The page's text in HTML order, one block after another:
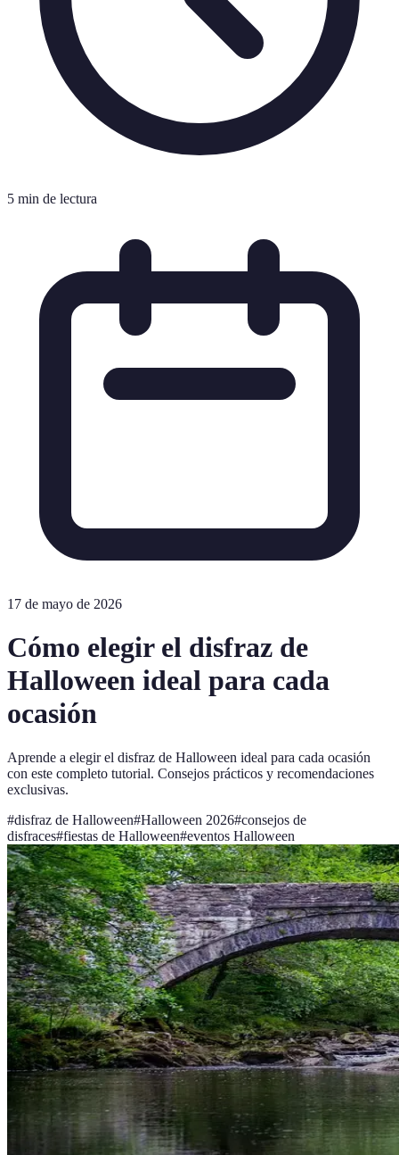
5 min de lectura
17 de mayo de 2026
Cómo elegir el disfraz de
Halloween ideal para cada
ocasión
Aprende a elegir el disfraz de Halloween ideal para cada ocasión
con este completo tutorial. Consejos prácticos y recomendaciones
exclusivas.
#disfraz de Halloween#Halloween 2026#consejos de
disfraces#fiestas de Halloween#eventos Halloween